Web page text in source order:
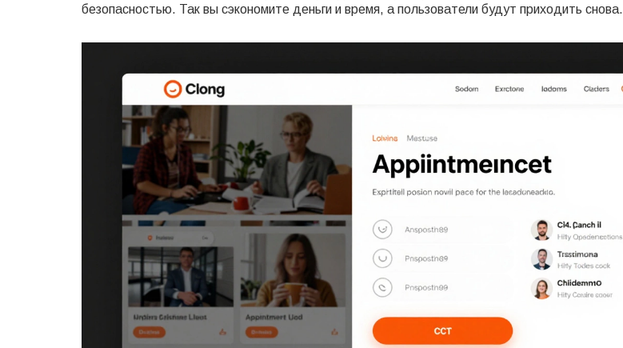
безопасностью. Так вы сэкономите деньги и время, а пользователи будут приходить снова.